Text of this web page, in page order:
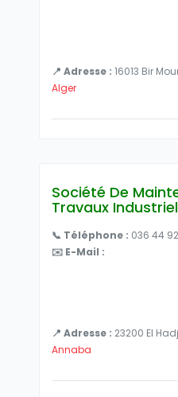
📍 Adresse : 16013 Bir
Alger
Société De
Travaux
📞 Téléphone : 036 44
✉️ E-Mail :
📍 Adresse : 23200 El
Annaba